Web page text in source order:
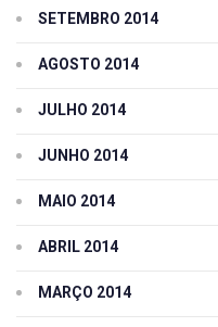
SETEMBRO 2014
AGOSTO 2014
JULHO 2014
JUNHO 2014
MAIO 2014
ABRIL 2014
MARÇO 2014